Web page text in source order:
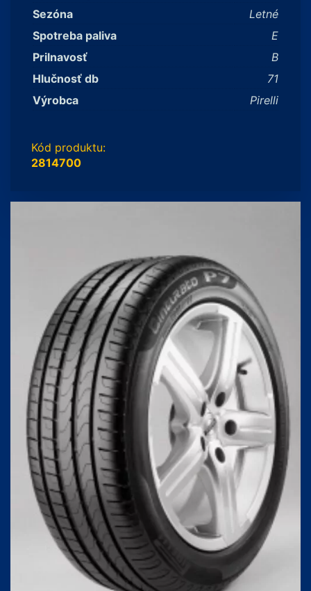
Sezóna
Letné
Spotreba paliva
E
Prilnavosť
B
Hlučnosť db
71
Výrobca
Pirelli
Kód produktu:
2814700